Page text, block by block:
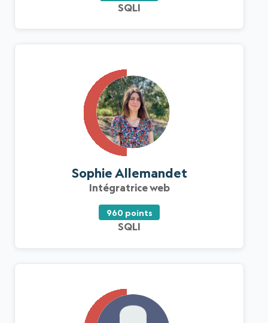
SQLI
Sophie Allemandet
Intégratrice web
960 points
SQLI